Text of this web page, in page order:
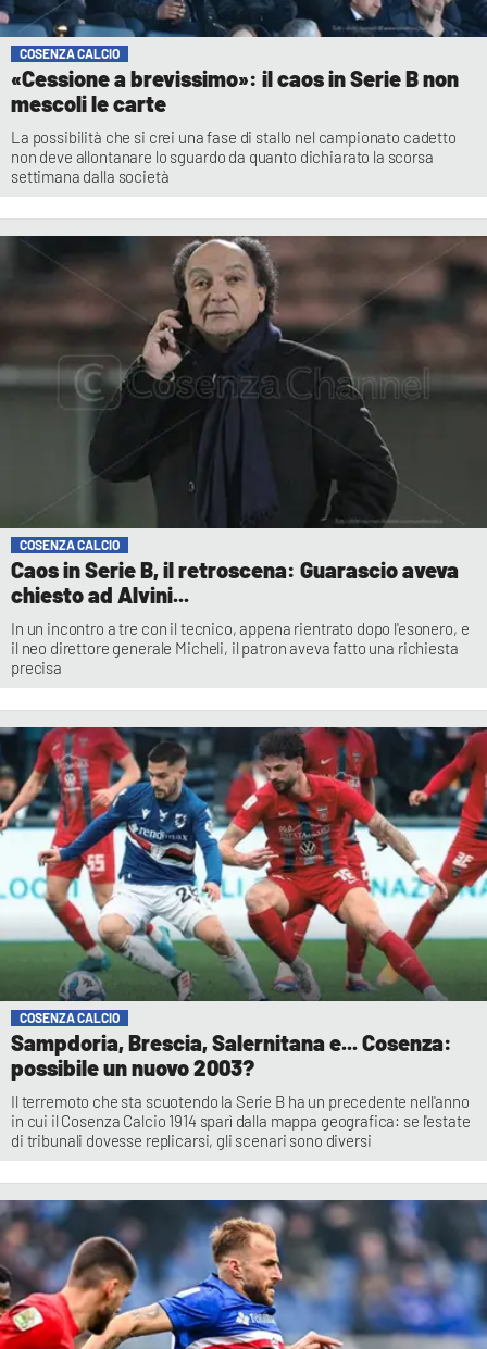
COSENZA CALCIO
«Cessione a brevissimo»: il caos in Serie B non
mescoli le carte
La possibilità che si crei una fase di stallo nel campionato cadetto
non deve allontanare lo sguardo da quanto dichiarato la scorsa
settimana dalla società
COSENZA CALCIO
Caos in Serie B, il retroscena: Guarascio aveva
chiesto ad Alvini...
In un incontro a tre con il tecnico, appena rientrato dopo l'esonero, e
il neo direttore generale Micheli, il patron aveva fatto una richiesta
precisa
COSENZA CALCIO
Sampdoria, Brescia, Salernitana e... Cosenza:
possibile un nuovo 2003?
Il terremoto che sta scuotendo la Serie B ha un precedente nell'anno
in cui il Cosenza Calcio 1914 sparì dalla mappa geografica: se l'estate
di tribunali dovesse replicarsi, gli scenari sono diversi